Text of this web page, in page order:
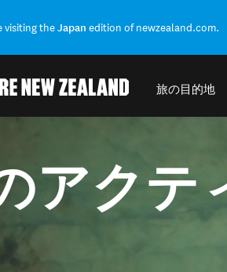
visiting theJapan edition of newzealand.com.
旅の目的地
アクテ